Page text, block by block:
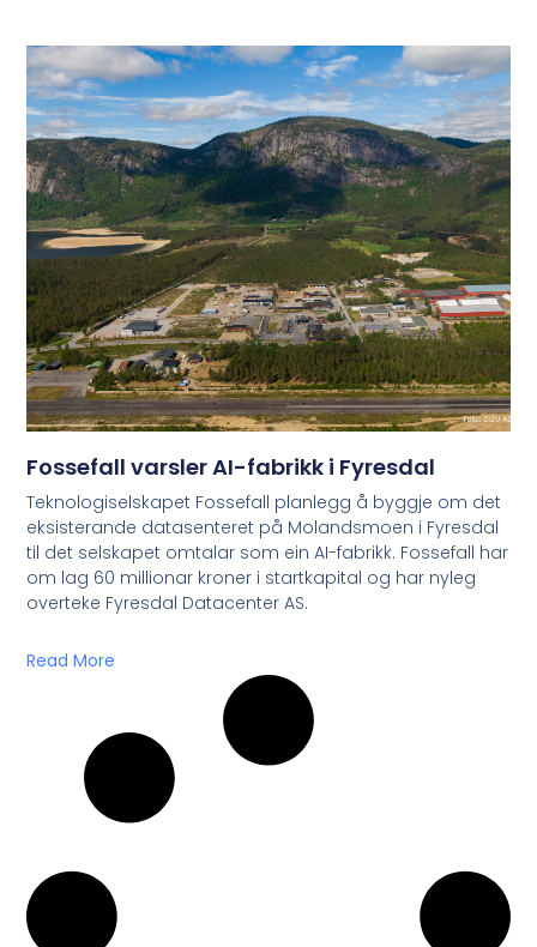
Fossefall varsler AI-fabrikk i Fyresdal
Teknologiselskapet Fossefall planlegg å byggje om det
eksisterande datasenteret på Molandsmoen i Fyresdal
til det selskapet omtalar som ein AI-fabrikk. Fossefall har
om lag 60 millionar kroner i startkapital og har nyleg
overteke Fyresdal Datacenter AS.
Read More